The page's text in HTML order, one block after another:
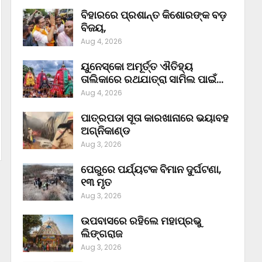
ବିହାରରେ ପ୍ରଶାନ୍ତ କିଶୋରଙ୍କ ବଡ଼
ବିଜୟ,
Aug 4, 2026
ୟୁନେସ୍କୋ ଅମୂର୍ତ୍ତ ଐତିହ୍ୟ
ତାଲିକାରେ ରଥଯାତ୍ରା ସାମିଲ ପାଇଁ…
Aug 4, 2026
ପାତ୍ରପଡା ସୂତା କାରଖାନାରେ ଭୟାବହ
ଅଗ୍ନିକାଣ୍ଡ
Aug 3, 2026
ପେରୁରେ ପର୍ଯ୍ୟଟକ ବିମାନ ଦୁର୍ଘଟଣା,
୧୩ ମୃତ
Aug 3, 2026
ଉପବାସରେ ରହିଲେ ମହାପ୍ରଭୁ
ଲିଙ୍ଗରାଜ
Aug 3, 2026